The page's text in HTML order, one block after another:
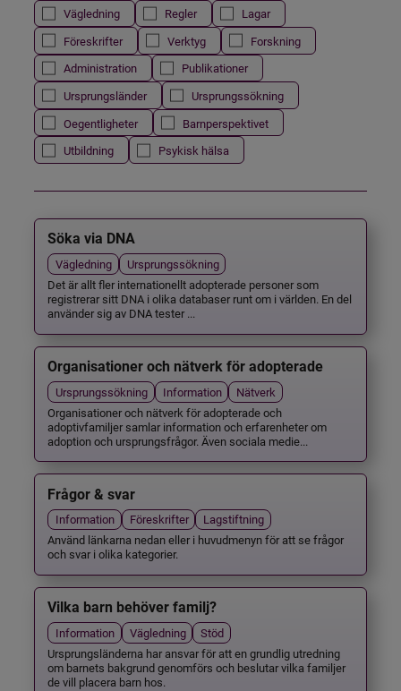
Vägledning
Regler
Lagar
Föreskrifter
Verktyg
Forskning
Administration
Publikationer
Ursprungsländer
Ursprungssökning
Oegentligheter
Barnperspektivet
Utbildning
Psykisk hälsa
Söka via DNA
Vägledning
Ursprungssökning
Det är allt fler internationellt adopterade personer som
registrerar sitt DNA i olika databaser runt om i världen. En del
använder sig av DNA tester ...
Organisationer och nätverk för adopterade
Ursprungssökning Information
Nätverk
Organisationer och nätverk för adopterade och
adoptivfamiljer samlar information och erfarenheter om
adoption och ursprungsfrågor. Även sociala medie...
Frågor & svar
Information Föreskrifter
Lagstiftning
Använd länkarna nedan eller i huvudmenyn för att se frågor
och svar i olika kategorier.
Vilka barn behöver familj?
Information Vägledning
Stöd
Ursprungsländerna har ansvar för att en grundlig utredning
om barnets bakgrund genomförs och beslutar vilka familjer
de vill placera barn hos.